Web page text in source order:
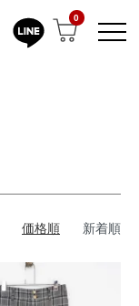
0
価格順 新着順